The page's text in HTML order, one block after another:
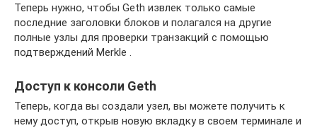
Теперь нужно, чтобы Geth извлек только самые
последние заголовки блоков и полагался на другие
полные узлы для проверки транзакций с помощью
подтверждений Merkle .
Доступ к консоли Geth
Теперь, когда вы создали узел, вы можете получить к
нему доступ, открыв новую вкладку в своем терминале и